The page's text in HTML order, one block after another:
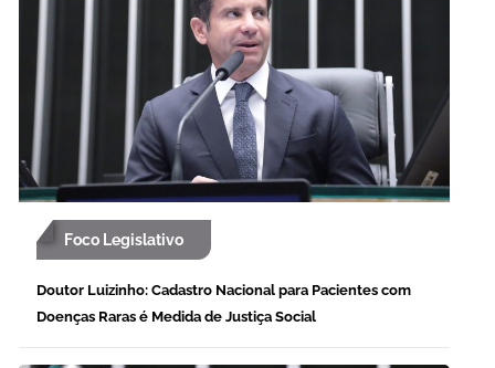
Foco Legislativo
Doutor Luizinho: Cadastro Nacional para Pacientes com
Doenças Raras é Medida de Justiça Social